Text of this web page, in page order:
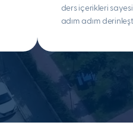
ders içerikleri
adım adım